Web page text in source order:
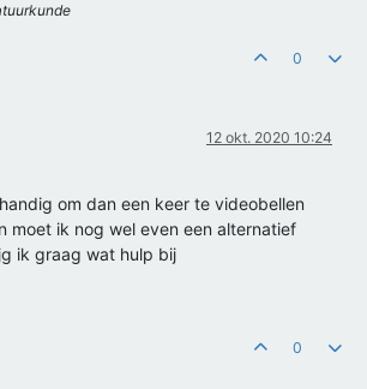
0
12 okt. 2020 10:24
om dan een keer te videobellen
moet ik nog wel even een alternatief
ik graag wat hulp bij
0